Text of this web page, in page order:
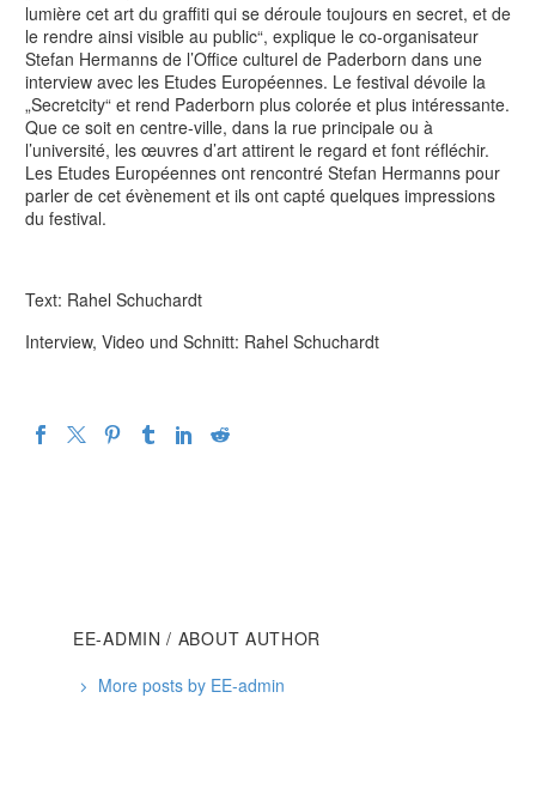
lumière cet art du graffiti qui se déroule toujours en secret, et de
le rendre ainsi visible au public“, explique le co-organisateur
Stefan Hermanns de l’Office culturel de Paderborn dans une
interview avec les Etudes Européennes. Le festival dévoile la
„Secretcity“ et rend Paderborn plus colorée et plus intéressante.
Que ce soit en centre-ville, dans la rue principale ou à
l’université, les œuvres d’art attirent le regard et font réfléchir.
Les Etudes Européennes ont rencontré Stefan Hermanns pour
parler de cet évènement et ils ont capté quelques impressions
du festival.
Text: Rahel Schuchardt
Interview, Video und Schnitt: Rahel Schuchardt
EE-ADMIN/ ABOUT AUTHOR
More posts by EE-admin